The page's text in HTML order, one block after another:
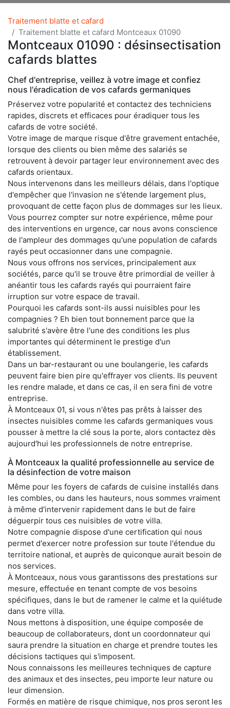
Traitement blatte et cafard
Traitement blatte et cafard Montceaux 01090
Montceaux 01090 : désinsectisation
cafards blattes
Chef d'entreprise, veillez à votre image et confiez
nous l'éradication de vos cafards germaniques
Préservez votre popularité et contactez des techniciens
rapides, discrets et efficaces pour éradiquer tous les
cafards de votre société.
Votre image de marque risque d'être gravement entachée,
lorsque des clients ou bien même des salariés se
retrouvent à devoir partager leur environnement avec des
cafards orientaux.
Nous intervenons dans les meilleurs délais, dans l'optique
d'empêcher que l'invasion ne s'étende largement plus,
provoquant de cette façon plus de dommages sur les lieux.
Vous pourrez compter sur notre expérience, même pour
des interventions en urgence, car nous avons conscience
de l'ampleur des dommages qu'une population de cafards
rayés peut occasionner dans une compagnie.
Nous vous offrons nos services, principalement aux
sociétés, parce qu'il se trouve être primordial de veiller à
anéantir tous les cafards rayés qui pourraient faire
irruption sur votre espace de travail.
Pourquoi les cafards sont-ils aussi nuisibles pour les
compagnies ? Eh bien tout bonnement parce que la
salubrité s'avère être l'une des conditions les plus
importantes qui déterminent le prestige d'un
établissement.
Dans un bar-restaurant ou une boulangerie, les cafards
peuvent faire bien pire qu'effrayer vos clients. Ils peuvent
les rendre malade, et dans ce cas, il en sera fini de votre
entreprise.
À Montceaux 01, si vous n'êtes pas prêts à laisser des
insectes nuisibles comme les cafards germaniques vous
pousser à mettre la clé sous la porte, alors contactez dès
aujourd'hui les professionnels de notre entreprise.
À Montceaux la qualité professionnelle au service de
la désinfection de votre maison
Même pour les foyers de cafards de cuisine installés dans
les combles, ou dans les hauteurs, nous sommes vraiment
à même d'intervenir rapidement dans le but de faire
déguerpir tous ces nuisibles de votre villa.
Notre compagnie dispose d'une certification qui nous
permet d'exercer notre profession sur toute l'étendue du
territoire national, et auprès de quiconque aurait besoin de
nos services.
À Montceaux, nous vous garantissons des prestations sur
mesure, effectuée en tenant compte de vos besoins
spécifiques, dans le but de ramener le calme et la quiétude
dans votre villa.
Nous mettons à disposition, une équipe composée de
beaucoup de collaborateurs, dont un coordonnateur qui
saura prendre la situation en charge et prendre toutes les
décisions tactiques qui s'imposent.
Nous connaissons les meilleures techniques de capture
des animaux et des insectes, peu importe leur nature ou
leur dimension.
Formés en matière de risque chimique, nos pros seront les